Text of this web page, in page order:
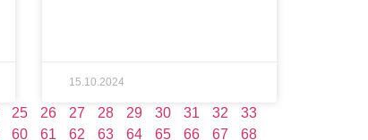
15.10.2024
25 26 27 28 29 30 31 32
33
60 61 62 63 64 65 66 67
68